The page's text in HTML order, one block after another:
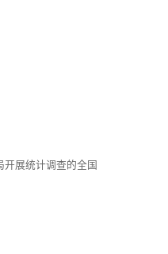
展统计调查的全国